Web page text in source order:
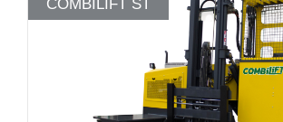
COMBILIFT ST